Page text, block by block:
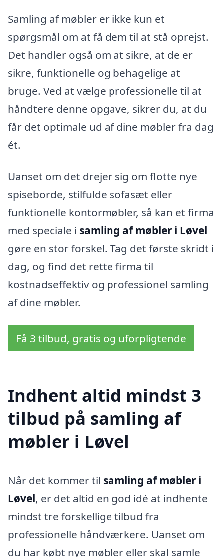
Samling af møbler er ikke kun et
spørgsmål om at få dem til at stå oprejst.
Det handler også om at sikre, at de er
sikre, funktionelle og behagelige at
bruge. Ved at vælge professionelle til at
håndtere denne opgave, sikrer du, at du
får det optimale ud af dine møbler fra dag
ét.
Uanset om det drejer sig om flotte nye
spiseborde, stilfulde sofasæt eller
funktionelle kontormøbler, så kan et firma
med speciale i samling af møbler i Løvel
gøre en stor forskel. Tag det første skridt i
dag, og find det rette firma til
kostnadseffektiv og professionel samling
af dine møbler.
Få 3 tilbud, gratis og uforpligtende
Indhent altid mindst 3
tilbud på samling af
møbler i Løvel
Når det kommer til samling af møbler i
Løvel, er det altid en god idé at indhente
mindst tre forskellige tilbud fra
professionelle håndværkere. Uanset om
du har købt nye møbler eller skal samle